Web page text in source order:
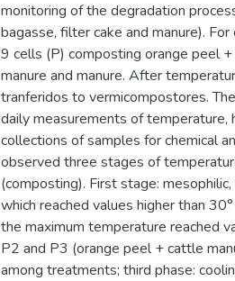
monitoring of the degradation
bagasse, filter cake and manure).
9 cells (P) composting orange peel
manure and manure. After
tranferidos to vermicompostores.
daily measurements of
collections of samples for chemical
observed three stages of
(composting). First stage:
which reached values higher than
the maximum temperature reached
P2 and P3 (orange peel + cattle
among treatments; third phase: